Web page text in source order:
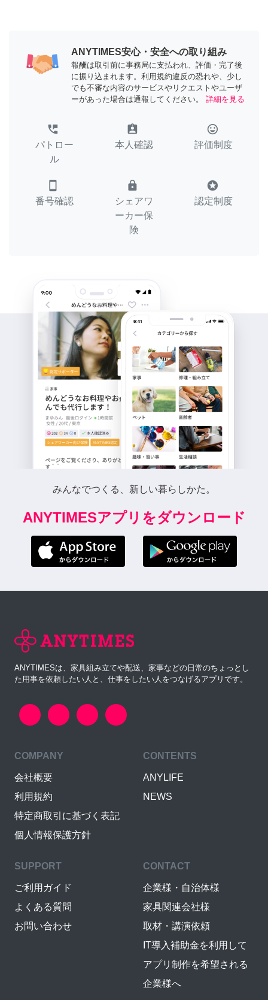
ANYTIMES安心・安全への取り組み
報酬は取引前に事務局に支払われ、評価・完了後
に振り込まれます。利用規約違反の恐れや、少し
でも不審な内容のサービスやリクエストやユーザ
ーがあった場合は通報してください。
詳細を見る
perm_phone_msg
パトロー
ル
assignment_ind
本人確認
tag_faces
評価制度
smartphone
番号確認
lock
シェアワ
ーカー保
険
stars
認定制度
みんなでつくる、新しい暮らしかた。
ANYTIMESアプリをダウンロード
ANYTIMESは、家具組み立てや配送、家事などの日常のちょっとし
た用事を依頼したい人と、仕事をしたい人をつなげるアプリです。
COMPANY
会社概要
利用規約
特定商取引に基づく表記
個人情報保護方針
CONTENTS
ANYLIFE
NEWS
SUPPORT
ご利用ガイド
よくある質問
お問い合わせ
CONTACT
企業様・自治体様
家具関連会社様
取材・講演依頼
IT導入補助金を利用して
アプリ制作を希望される
企業様へ